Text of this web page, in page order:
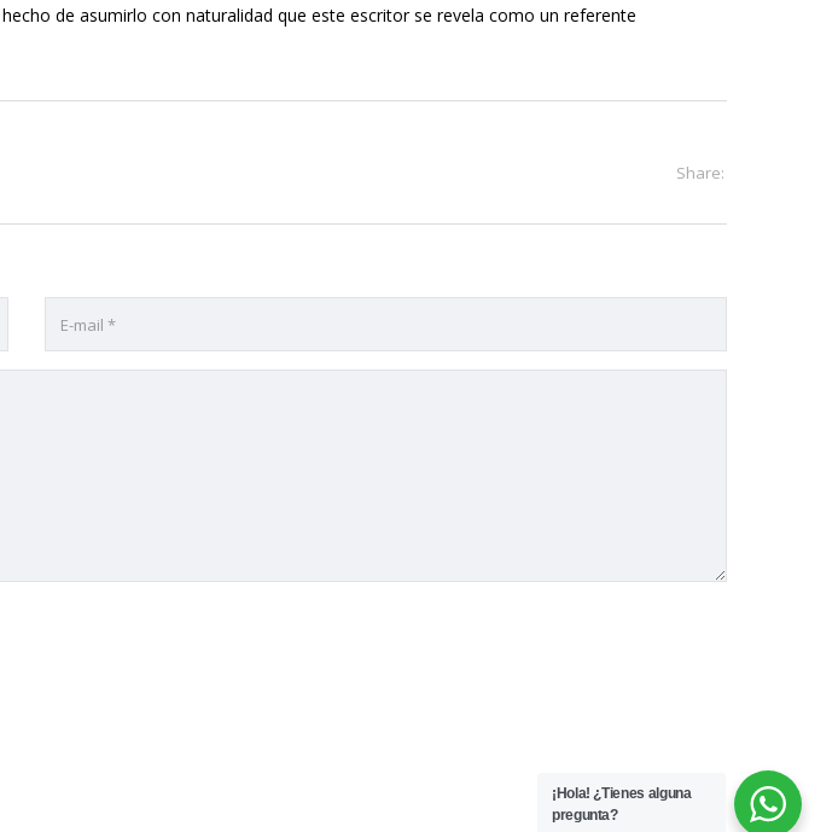
de asumirlo con naturalidad que este escritor se revela como un referente
Share:
¡Hola! ¿Tienes alguna
pregunta?